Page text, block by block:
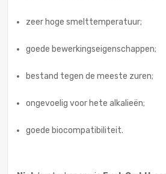
zeer hoge smelttemperatuur;
goede bewerkingseigenschappen;
bestand tegen de meeste zuren;
ongevoelig voor hete alkalieën;
goede biocompatibiliteit.